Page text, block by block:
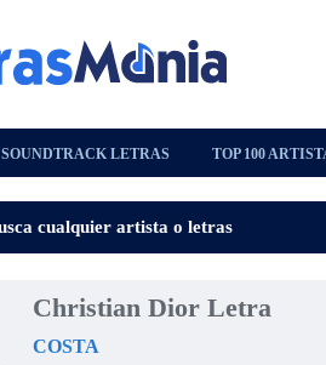
SOUNDTRACK LETRAS TOP 100
Christian Dior Letra
COSTA